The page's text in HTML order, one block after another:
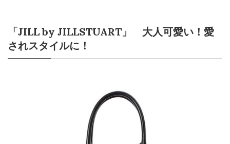
「JILL by JILLSTUART」 大人可愛い！愛
されスタイルに！